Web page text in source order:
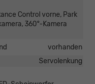
Control vorne, Park
360°-Kamera
vorhanden
Servolenkung